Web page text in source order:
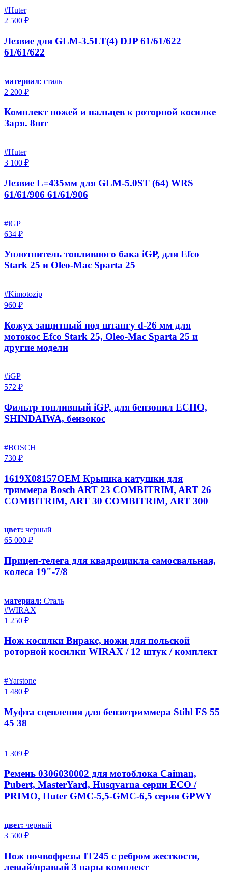
#Huter
2 500 ₽
Лезвие для GLM-3.5LT(4) DJP 61/61/622
61/61/622
материал: сталь
2 200 ₽
Комплект ножей и пальцев к роторной косилке
Заря. 8шт
#Huter
3 100 ₽
Лезвие L=435мм для GLM-5.0ST (64) WRS
61/61/906 61/61/906
#iGP
634 ₽
Уплотнитель топливного бака iGP, для Efco
Stark 25 и Oleo-Mac Sparta 25
#Kimotozip
960 ₽
Кожух защитный под штангу d-26 мм для
мотокос Efco Stark 25, Oleo-Mac Sparta 25 и
другие модели
#iGP
572 ₽
Фильтр топливный iGP, для бензопил ECHO,
SHINDAIWA, бензокос
#BOSCH
730 ₽
1619X08157OEM Крышка катушки для
триммера Bosch ART 23 COMBITRIM, ART 26
COMBITRIM, ART 30 COMBITRIM, ART 300
цвет: черный
65 000 ₽
Прицеп-телега для квадроцикла самосвальная,
колеса 19"-7/8
материал: Сталь
#WIRAX
1 250 ₽
Нож косилки Виракс, ножи для польской
роторной косилки WIRAX / 12 штук / комплект
#Yarstone
1 480 ₽
Муфта сцепления для бензотриммера Stihl FS 55
45 38
1 309 ₽
Ремень 0306030002 для мотоблока Caiman,
Pubert, MasterYard, Husqvarna серии ECO /
PRIMO, Huter GMC-5,5-GMC-6,5 серия GPWY
цвет: черный
3 500 ₽
Нож почвофрезы IT245 с ребром жесткости,
левый/правый 3 пары комплект